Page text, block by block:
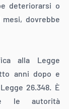
deteriorarsi o
dovrebbe
alla Legge
anni dopo e
26.348. È
le autorità